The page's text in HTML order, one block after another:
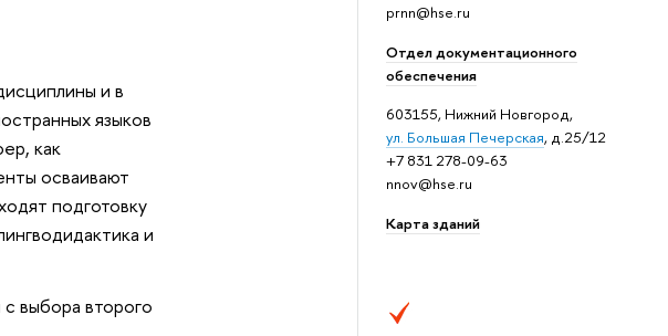
prnn@hse.ru
Отдел документационного
обеспечения
603155, Нижний Новгород,
ул. Большая Печерская, д.25/12
+7 831 278-09-63
nnov@hse.ru
Карта зданий
и в
языков
как
осваивают
подготовку
и
выбора второго